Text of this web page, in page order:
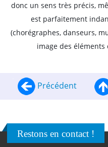
donc un sens très précis,
est parfaitement
(chorégraphes, danseurs,
image des
Précédent
Restons en contact !